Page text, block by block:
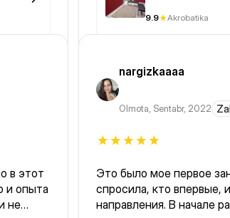
9.9 Akrobatika
в этот
и опыта
не
nargizkaaaa
Olmota, Sentabr, 2022
Это было мое первое
спросила, кто впервые,
направления. В начале